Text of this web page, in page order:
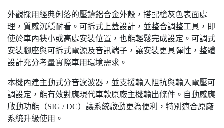
外觀採用經典俐落的壓鑄鋁合金外殼，搭配槍灰色表面處
理，質感沉穩耐看。可拆式上蓋設計，並整合調整工具，即
使於車內狹小或高處安裝位置，也能輕鬆完成設定。可調式
安裝腳座與可拆式電源及音訊端子，讓安裝更具彈性，整體
設計充分考量實際車用環境需求。
本機內建主動式分音濾波器，並支援輸入阻抗與輸入電壓可
調設定，能有效對應現代車款原廠主機輸出條件。自動感應
啟動功能（SIG / DC）讓系統啟動更為便利，特別適合原廠
系統升級使用。